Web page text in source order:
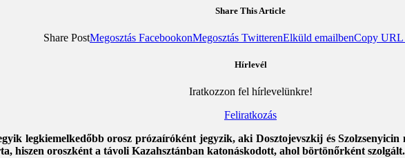
Share This Article
Share PostMegosztás FacebookonMegosztás TwitterenElküld emailbenCopy URL
Hírlevél
Iratkozzon fel hírlevelünkre!
Feliratkozás
legkiemelkedőbb orosz prózaíróként jegyzik, aki Dosztojevszkij és
hiszen oroszként a távoli Kazahsztánban katonáskodott, ahol börtönőrként szolgált.